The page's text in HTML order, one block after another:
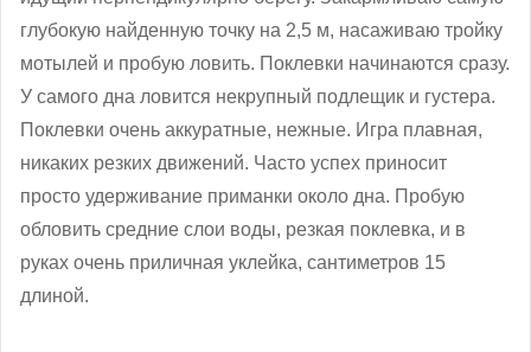
глубокую найденную точку на 2,5 м, насаживаю тройку
мотылей и пробую ловить. Поклевки начинаются сразу.
У самого дна ловится некрупный подлещик и густера.
Поклевки очень аккуратные, нежные. Игра плавная,
никаких резких движений. Часто успех приносит
просто удерживание приманки около дна. Пробую
обловить средние слои воды, резкая поклевка, и в
руках очень приличная уклейка, сантиметров 15
длиной.